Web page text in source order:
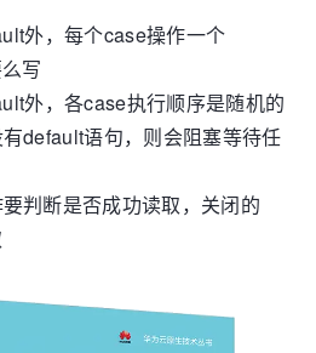
外，每个case操作一个
写
外，各case执行顺序是随机的
default语句，则会阻塞等待任
判断是否成功读取，关闭的